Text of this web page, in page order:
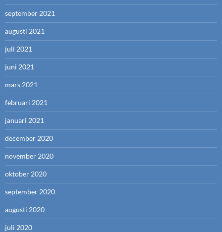
september 2021
augusti 2021
juli 2021
juni 2021
mars 2021
februari 2021
januari 2021
december 2020
november 2020
oktober 2020
september 2020
augusti 2020
juli 2020